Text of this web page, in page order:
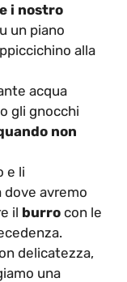
i nostro
un piano
alla
acqua
gli gnocchi
non
e li
dove avremo
il burro con le
delicatezza,
una